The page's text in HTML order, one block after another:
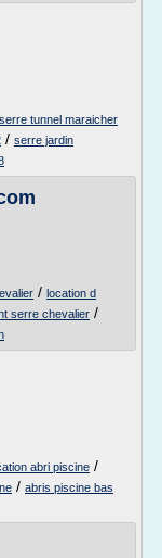
tunnel maraicher
/ serre jardin
/ location d
serre chevalier /
abri piscine /
/ abris piscine bas